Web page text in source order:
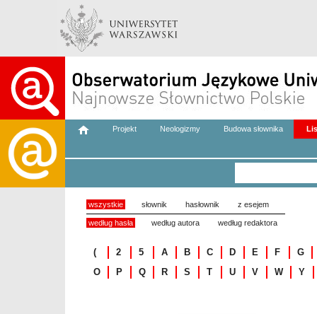
Projekt Neologizmy Budowa słownika
wszystkie słownik hasłownik z esejem
według hasła według autora według redaktora
( 2 5 A B C D E F
G
O
P Q R S T U V W Y